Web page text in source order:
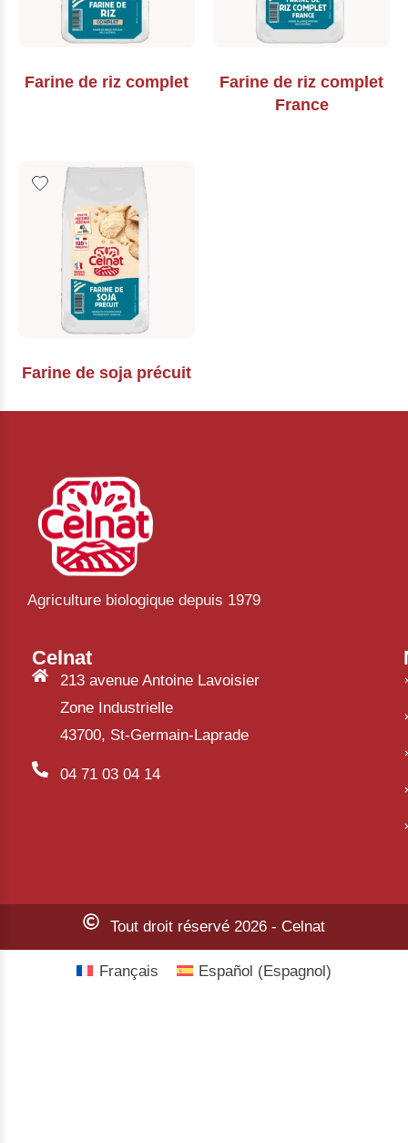
Farine de riz complet
Farine de riz complet
France
Farine de soja précuit
Agriculture biologique depuis 1979
Celnat
213 avenue Antoine Lavoisier
Zone Industrielle
43700, St-Germain-Laprade
04 71 03 04 14
Tout droit réservé 2026 - Celnat
Français Español (Espagnol)